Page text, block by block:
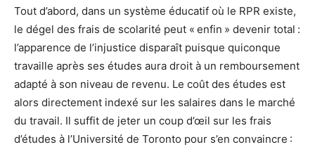
Tout d’abord, dans un système éducatif où le RPR existe,
le dégel des frais de scolarité peut « enfin » devenir total :
l’apparence de l’injustice disparaît puisque quiconque
travaille après ses études aura droit à un remboursement
adapté à son niveau de revenu. Le coût des études est
alors directement indexé sur les salaires dans le marché
du travail. Il suffit de jeter un coup d’œil sur les frais
d’études à l’Université de Toronto pour s’en convaincre :